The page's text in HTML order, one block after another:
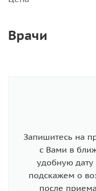
Врачи
Запишитесь на
с Вами в
удобную дату
подскажем о
после